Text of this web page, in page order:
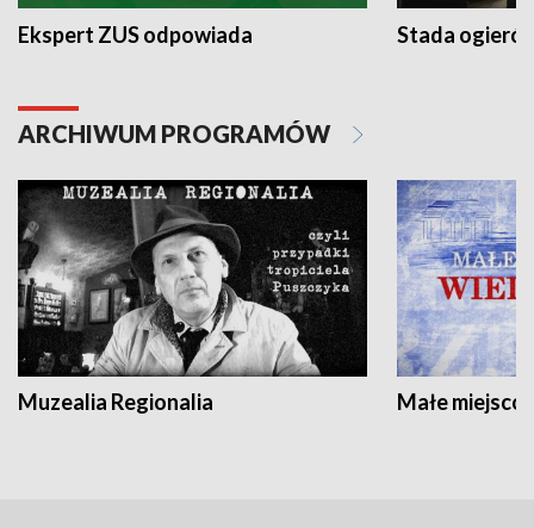
Ekspert ZUS odpowiada Stada
ARCHIWUM PROGRAMÓW
Muzealia Regionalia Małe